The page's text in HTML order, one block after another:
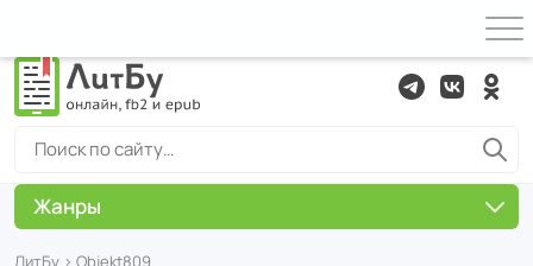
ЛитБу › Objekt809
Жанры